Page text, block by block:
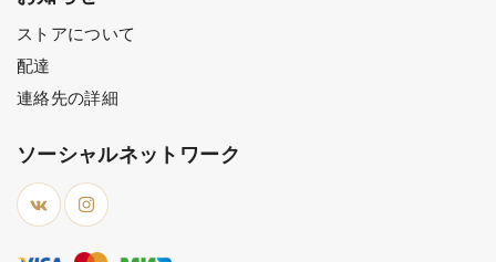
ストアについて
配達
連絡先の詳細
ソーシャルネットワーク